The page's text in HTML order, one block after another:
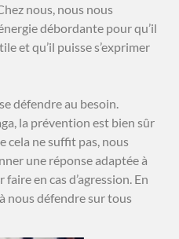
nous, nous nous
débordante pour qu’il
et qu’il puisse s’exprimer
défendre au besoin.
la prévention est bien sûr
cela ne suffit pas, nous
une réponse adaptée à
en cas d’agression. En
nous défendre sur tous